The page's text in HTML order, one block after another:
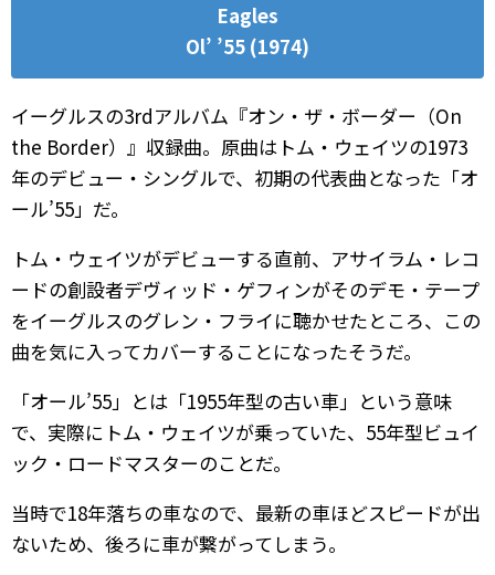
Eagles
Ol’ ’55 (1974)
イーグルスの3rdアルバム『オン・ザ・ボーダー（On
the Border）』収録曲。原曲はトム・ウェイツの1973
年のデビュー・シングルで、初期の代表曲となった「オ
ール’55」だ。
トム・ウェイツがデビューする直前、アサイラム・レコ
ードの創設者デヴィッド・ゲフィンがそのデモ・テープ
をイーグルスのグレン・フライに聴かせたところ、この
曲を気に入ってカバーすることになったそうだ。
「オール’55」とは「1955年型の古い車」という意味
で、実際にトム・ウェイツが乗っていた、55年型ビュイ
ック・ロードマスターのことだ。
当時で18年落ちの車なので、最新の車ほどスピードが出
ないため、後ろに車が繋がってしまう。